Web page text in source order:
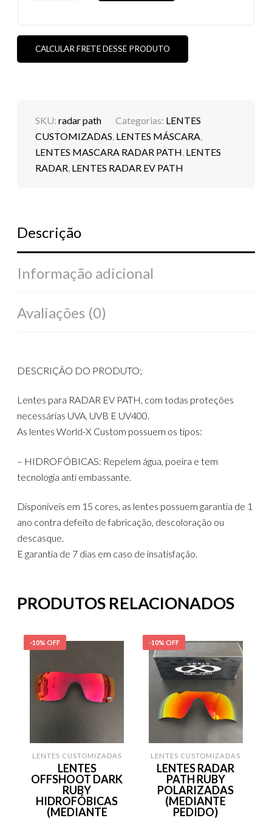
AS
CORES)
QUANTIDADE
CALCULAR FRETE DESSE PRODUTO
SKU:radar path Categorias: LENTES
CUSTOMIZADAS LENTES MÁSCARA
LENTES MASCARA RADAR PATH LENTES
RADAR LENTES RADAR EV PATH
Descrição
Informação adicional
Avaliações (0)
DESCRIÇÃO DO PRODUTO;
Lentes para RADAR EV PATH, com todas proteções
necessárias UVA, UVB E UV400.
As lentes World-X Custom possuem os tipos:
– HIDROFÓBICAS: Repelem água, poeira e tem
tecnologia anti embassante.
Disponíveis em 15 cores, as lentes possuem garantia de 1
ano contra defeito de fabricação, descoloração ou
descasque.
E garantia de 7 dias em caso de insatisfação.
PRODUTOS RELACIONADOS
-10% OFF
LENTES CUSTOMIZADAS
LENTES
OFFSHOOT DARK
RUBY
HIDROFÓBICAS
(MEDIANTE
-10% OFF
LENTES CUSTOMIZADAS
LENTES RADAR
PATH RUBY
POLARIZADAS
(MEDIANTE
PEDIDO)